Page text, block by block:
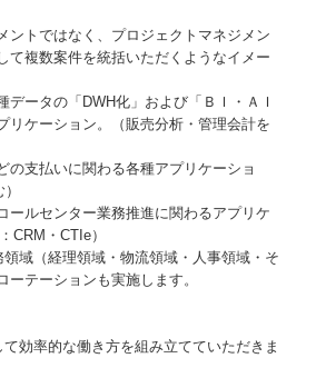
ントではなく、プロジェクトマネジメン
て複数案件を統括いただくようなイメー
データの「DWH化」および「ＢＩ・ＡＩ
リケーション。（販売分析・管理会計を
の支払いに関わる各種アプリケーショ
ールセンター業務推進に関わるアプリケ
CRM・CTIe）
域（経理領域・物流領域・人事領域・そ
ーテーションも実施します。
効率的な働き方を組み立てていただきま